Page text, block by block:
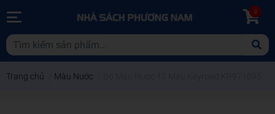
0
Trang chủ Màu Nước